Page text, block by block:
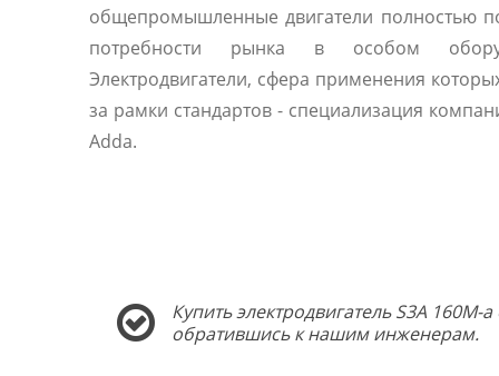
общепромышленные двигатели полностью
потребности рынка в особом
Электродвигатели, сфера применения
за рамки стандартов - специализация
Adda.
Купить электродвигатель S3A
обратившись к нашим инженерам.